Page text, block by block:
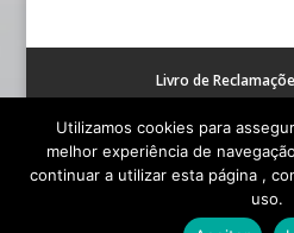
Livro de
© Funerária S. João - Todos
Utilizamos cookies para
melhor experiência de
continuar a utilizar esta página ,
uso.